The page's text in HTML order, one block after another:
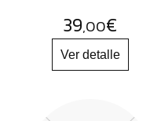
PRODUCTOS
ACCESORIOS
ALIMENTOS
39,00€